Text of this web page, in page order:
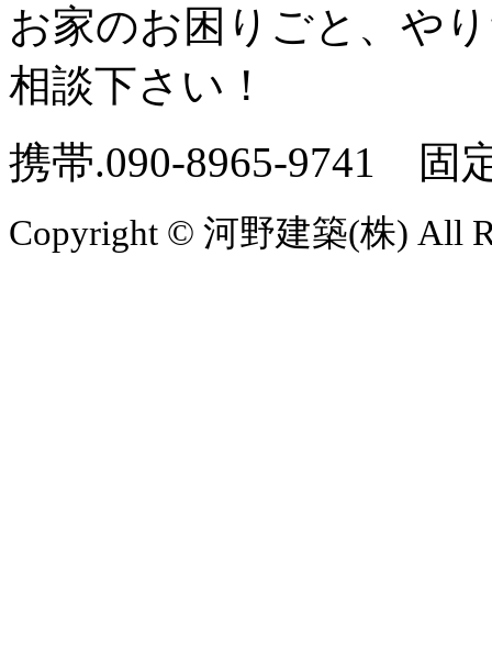
お家のお困りごと、や
相談下さい！
携帯.090-8965-9741 固
Copyright © 河野建築(株) All